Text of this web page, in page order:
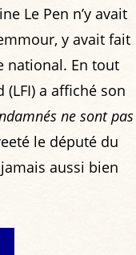
Le Pen n’y avait
y avait fait
national. En tout
a affiché son
ne sont pas
le député du
aussi bien